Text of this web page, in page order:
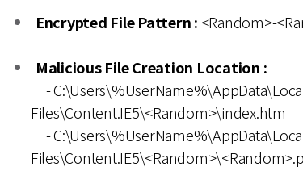
Encrypted File Pattern : <Random>-
Malicious File Creation Location :
-
Files\Content.IE5\<Random>\index.htm
-